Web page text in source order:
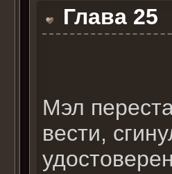
Глава 25
Мэл
вести,